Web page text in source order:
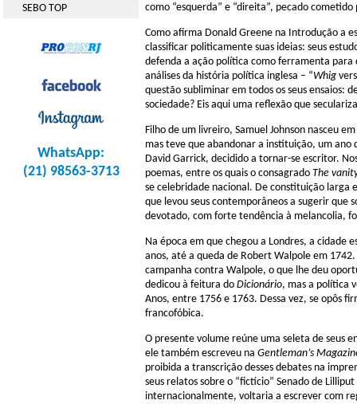
SEBO TOP
WhatsApp:
(21) 98563-3713
como “esquerda” e “direita”, pecado
Como afirma Donald Greene na Introdução a
classificar politicamente suas ideias: seus
defenda a ação política como ferramenta para
análises da história política inglesa – “Whig
questão subliminar em todos os seus ensaios:
sociedade? Eis aqui uma reflexão que
Filho de um livreiro, Samuel Johnson nasceu
mas teve que abandonar a instituição, um ano
David Garrick, decidido a tornar-se escritor.
poemas, entre os quais o consagrado The
se celebridade nacional. De constituição larga
que levou seus contemporâneos a sugerir que
devotado, com forte tendência à melancolia,
Na época em que chegou a Londres, a cidade
anos, até a queda de Robert Walpole em
campanha contra Walpole, o que lhe deu
dedicou à feitura do Dicionário, mas a política
Anos, entre 1756 e 1763. Dessa vez, se opôs
francofóbica.
O presente volume reúne uma seleta de seus
ele também escreveu na Gentleman’s
proibida a transcrição desses debates na
seus relatos sobre o “fictício” Senado de
internacionalmente, voltaria a escrever com